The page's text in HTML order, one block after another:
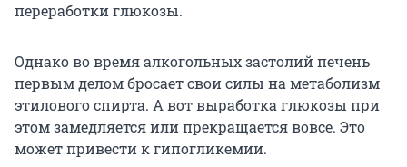
переработки глюкозы.
Однако во время алкогольных застолий печень
первым делом бросает свои силы на метаболизм
этилового спирта. А вот выработка глюкозы при
этом замедляется или прекращается вовсе. Это
может привести к гипогликемии.